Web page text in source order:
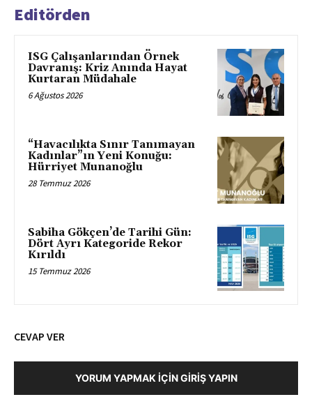
Editörden
ISG Çalışanlarından Örnek
Davranış: Kriz Anında Hayat
Kurtaran Müdahale
6 Ağustos 2026
“Havacılıkta Sınır Tanımayan
Kadınlar”ın Yeni Konuğu:
Hürriyet Munanoğlu
28 Temmuz 2026
Sabiha Gökçen’de Tarihi Gün:
Dört Ayrı Kategoride Rekor
Kırıldı
15 Temmuz 2026
CEVAP VER
YORUM YAPMAK İÇIN GIRIŞ YAPIN